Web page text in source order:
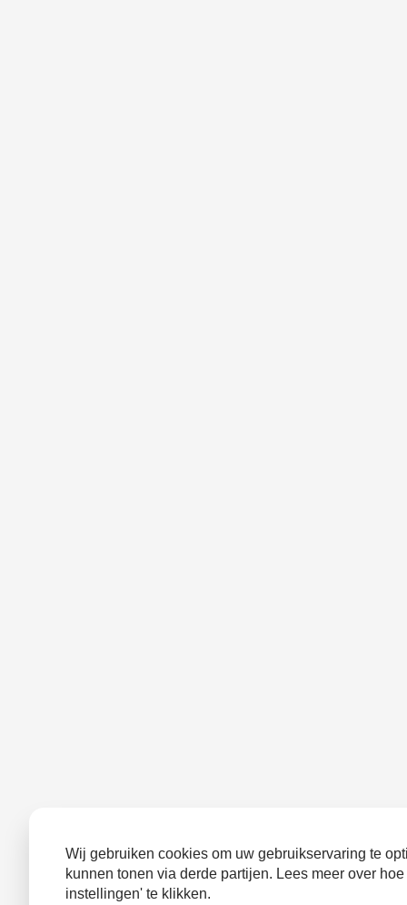
Wij gebruiken cookies om uw gebruikservaring te
kunnen tonen via derde partijen. Lees meer over
instellingen' te klikken.